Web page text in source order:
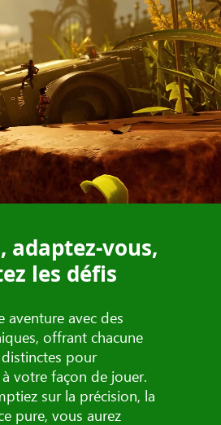
adaptez-vous,
les défis
aventure avec des
offrant chacune
pour
votre façon de jouer.
sur la précision, la
pure, vous aurez